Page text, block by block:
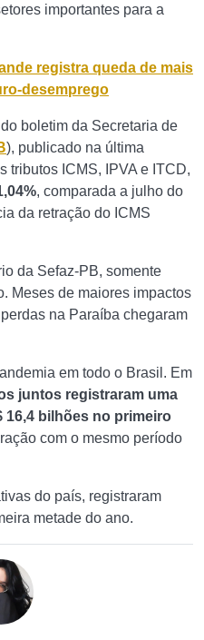
importantes para a
registra queda de mais
desemprego
boletim da Secretaria de
), publicado na última
tributos ICMS, IPVA e ITCD,
, comparada a julho do
da retração do ICMS
da Sefaz-PB, somente
Meses de maiores impactos
na Paraíba chegaram
em todo o Brasil. Em
juntos registraram uma
16,4 bilhões no primeiro
com o mesmo período
do país, registraram
metade do ano.